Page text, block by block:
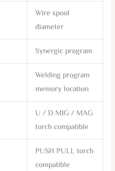
Wire spool
diameter
Synergic program
Welding program
memory location
U / D MIG / MAG
torch compatible
PUSH PULL torch
compatible